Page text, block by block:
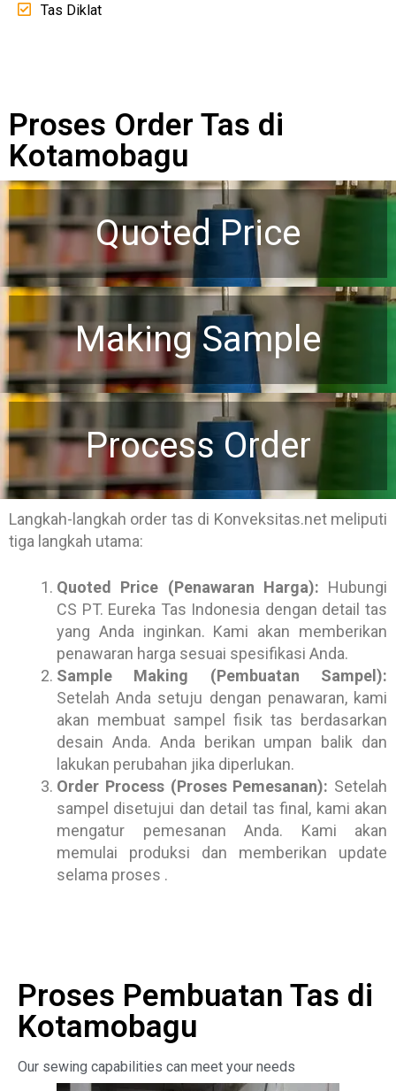
Tas Diklat
Proses Order Tas di
Kotamobagu
Quoted Price
Making Sample
Process Order
Langkah-langkah order tas di Konveksitas.net meliputi
tiga langkah utama:
Quoted Price (Penawaran Harga): Hubungi
CS PT. Eureka Tas Indonesia dengan detail tas
yang Anda inginkan. Kami akan memberikan
penawaran harga sesuai spesifikasi Anda.
Sample Making (Pembuatan Sampel):
Setelah Anda setuju dengan penawaran, kami
akan membuat sampel fisik tas berdasarkan
desain Anda. Anda berikan umpan balik dan
lakukan perubahan jika diperlukan.
Order Process (Proses Pemesanan): Setelah
sampel disetujui dan detail tas final, kami akan
mengatur pemesanan Anda. Kami akan
memulai produksi dan memberikan update
selama proses .
Proses Pembuatan Tas di
Kotamobagu
Our sewing capabilities can meet your needs